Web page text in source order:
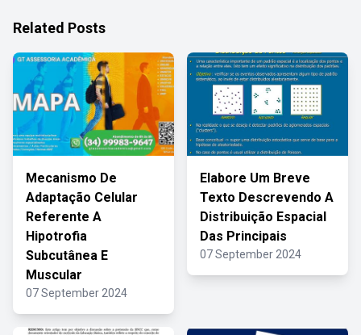
Related Posts
Mecanismo De
Adaptação Celular
Referente A
Hipotrofia
Subcutânea E
Muscular
07 September 2024
Elabore Um Breve
Texto Descrevendo A
Distribuição Espacial
Das Principais
07 September 2024